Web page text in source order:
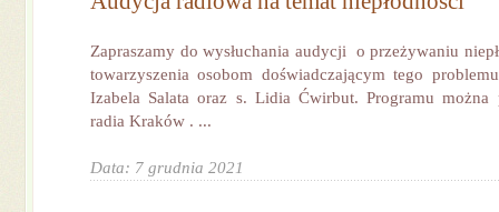
Zapraszamy do wysłuchania audycji o przeżywaniu
towarzyszenia osobom doświadczającym tego
Izabela Salata oraz s. Lidia Ćwirbut. Programu można
radia Kraków . ...
Data: 7 grudnia 2021